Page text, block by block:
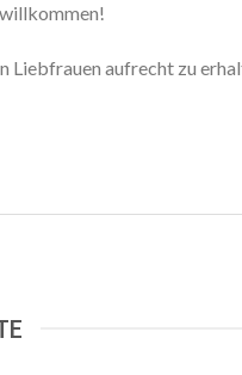
Liebfrauen aufrecht zu